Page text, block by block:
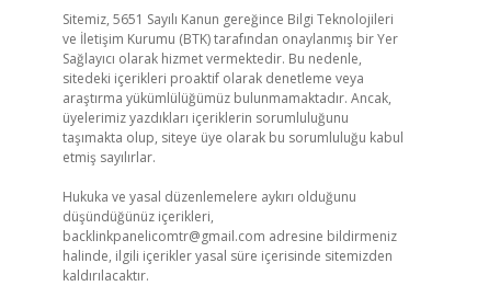
Sitemiz, 5651 Sayılı Kanun gereğince Bilgi Teknolojileri
ve İletişim Kurumu (BTK) tarafından onaylanmış bir Yer
Sağlayıcı olarak hizmet vermektedir. Bu nedenle,
sitedeki içerikleri proaktif olarak denetleme veya
araştırma yükümlülüğümüz bulunmamaktadır. Ancak,
üyelerimiz yazdıkları içeriklerin sorumluluğunu
taşımakta olup, siteye üye olarak bu sorumluluğu kabul
etmiş sayılırlar.
Hukuka ve yasal düzenlemelere aykırı olduğunu
düşündüğünüz içerikleri,
backlinkpanelicomtr@gmail.com adresine bildirmeniz
halinde, ilgili içerikler yasal süre içerisinde sitemizden
kaldırılacaktır.